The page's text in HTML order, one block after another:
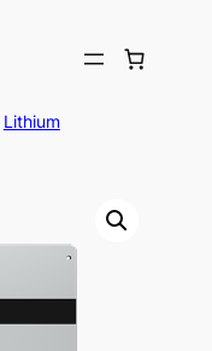
Lithium